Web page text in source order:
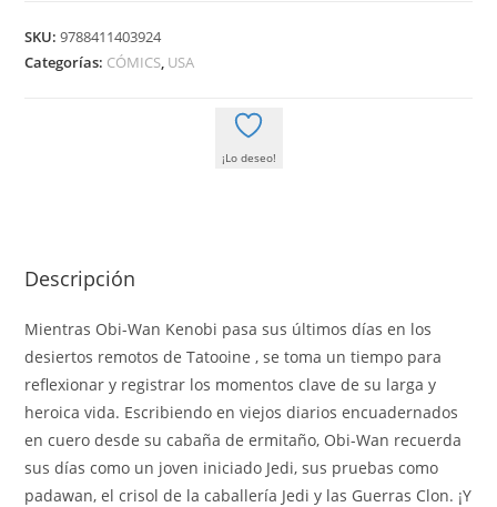
KENOBI
SKU:9788411403924
Categorías: CÓMICS, USA
¡Lo deseo!
Descripción
Mientras Obi-Wan Kenobi pasa sus últimos días en los
desiertos remotos de Tatooine , se toma un tiempo para
reflexionar y registrar los momentos clave de su larga y
heroica vida. Escribiendo en viejos diarios encuadernados
en cuero desde su cabaña de ermitaño, Obi-Wan recuerda
sus días como un joven iniciado Jedi, sus pruebas como
padawan, el crisol de la caballería Jedi y las Guerras Clon. ¡Y